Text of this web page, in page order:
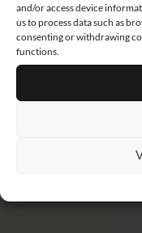
and/or access device
us to process data such as
consenting or withdrawing
functions.